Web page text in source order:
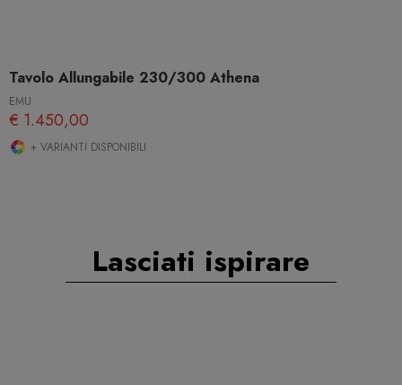
Tavolo Allungabile 230/300 Athena
EMU
€ 1.450,00
+ VARIANTI DISPONIBILI
Lasciati ispirare